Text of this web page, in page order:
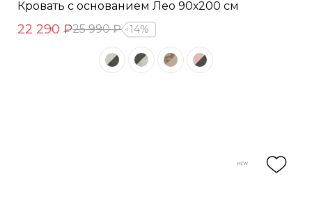
Кровать с основанием Лео 90х200 см
22 290 ₽25 990 ₽ 14%